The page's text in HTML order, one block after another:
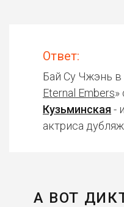
Ответ:
Бай Су Чжэнь в
Eternal Embers»
Кузьминская -
актриса
А ВОТ